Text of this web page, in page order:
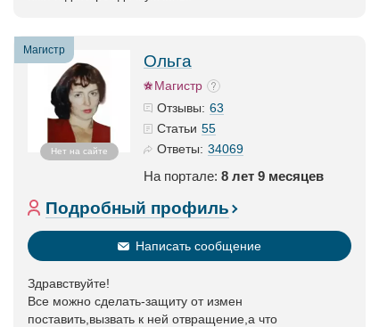
Магистр
Нет на сайте
Ольга
Магистр
Отзывы: 63
Статьи 55
Ответы: 34069
На портале: 8 лет 9 месяцев
Подробный профиль
Написать сообщение
Здравствуйте!
Все можно сделать-защиту от измен
поставить,вызвать к ней отвращение,а что